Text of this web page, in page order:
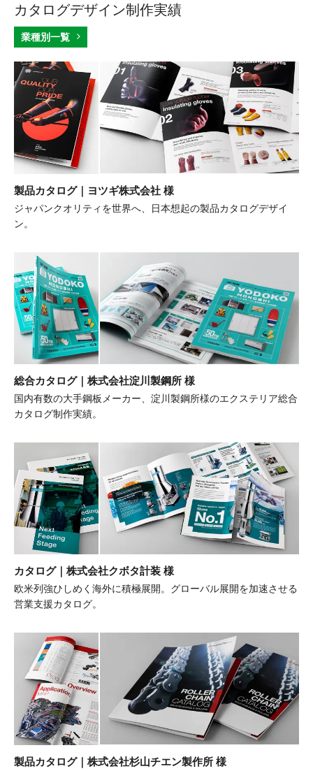
カタログデザイン制作実績
業種別一覧
製品カタログ｜ヨツギ株式会社 様
ジャパンクオリティを世界へ、日本想起の製品カタログデザイ
ン。
総合カタログ｜株式会社淀川製鋼所 様
国内有数の大手鋼板メーカー、淀川製鋼所様のエクステリア総合
カタログ制作実績。
カタログ｜株式会社クボタ計装 様
欧米列強ひしめく海外に積極展開。グローバル展開を加速させる
営業支援カタログ。
製品カタログ｜株式会社杉山チエン製作所 様